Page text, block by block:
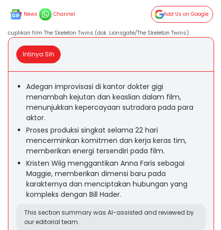
News Channel Add Us on Google
cuplikan film The Skeleton Twins (dok. Lionsgate/The Skeleton Twins)
Intinya Sih
Adegan improvisasi di kantor dokter gigi
menambah kejutan dan keaslian dalam film,
menunjukkan kepercayaan sutradara pada para
aktor.
Proses produksi singkat selama 22 hari
mencerminkan komitmen dan kerja keras tim,
memberikan energi tersendiri pada film.
Kristen Wiig menggantikan Anna Faris sebagai
Maggie, memberikan dimensi baru pada
karakternya dan menciptakan hubungan yang
kompleks dengan Bill Hader.
This section summary was AI-assisted and reviewed by
our editorial team.